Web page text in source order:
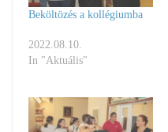
Beköltözés a kollégiumba
2022.08.10.
In "Aktuális"